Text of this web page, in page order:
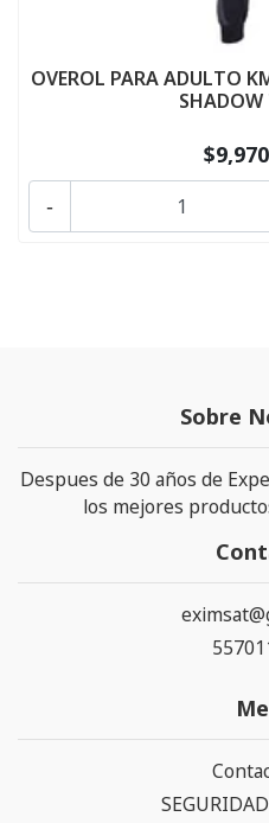
OVEROL PARA ADULTO
SHADOW
-
Sobre
Despues de 30 años de
los mejores